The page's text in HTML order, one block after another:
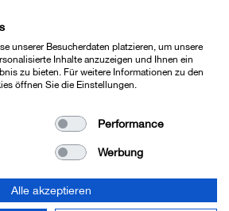
unserer Besucherdaten platzieren, um unsere
Inhalte anzuzeigen und Ihnen ein
zu bieten. Für weitere Informationen zu den
öffnen Sie die Einstellungen.
Performance
Werbung
Alle akzeptieren